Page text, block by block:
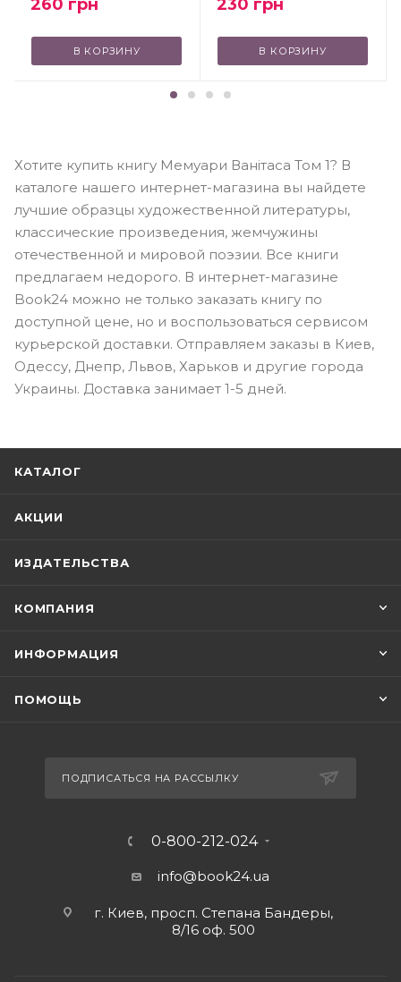
260 грн
В КОРЗИНУ
230 грн
В КОРЗИНУ
Хотите купить книгу Мемуари Ванітаса Том 1? В
каталоге нашего интернет-магазина вы найдете
лучшие образцы художественной литературы,
классические произведения, жемчужины
отечественной и мировой поэзии. Все книги
предлагаем недорого. В интернет-магазине
Book24 можно не только заказать книгу по
доступной цене, но и воспользоваться сервисом
курьерской доставки. Отправляем заказы в Киев,
Одессу, Днепр, Львов, Харьков и другие города
Украины. Доставка занимает 1-5 дней.
КАТАЛОГ
АКЦИИ
ИЗДАТЕЛЬСТВА
КОМПАНИЯ
ИНФОРМАЦИЯ
ПОМОЩЬ
ПОДПИСАТЬСЯ НА РАССЫЛКУ
0-800-212-024
info@book24.ua
г. Киев, просп. Степана Бандеры,
8/16 оф. 500